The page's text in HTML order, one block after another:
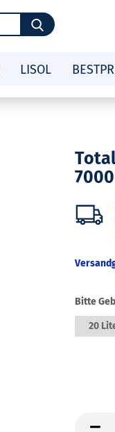
Suche...
LISOL
Bitte
20